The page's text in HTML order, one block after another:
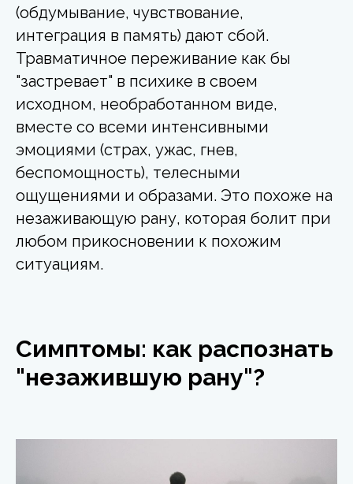
(обдумывание, чувствование,
интеграция в память) дают сбой.
Травматичное переживание как бы
"застревает" в психике в своем
исходном, необработанном виде,
вместе со всеми интенсивными
эмоциями (страх, ужас, гнев,
беспомощность), телесными
ощущениями и образами. Это похоже на
незаживающую рану, которая болит при
любом прикосновении к похожим
ситуациям.
Симптомы: как распознать
"незажившую рану"?